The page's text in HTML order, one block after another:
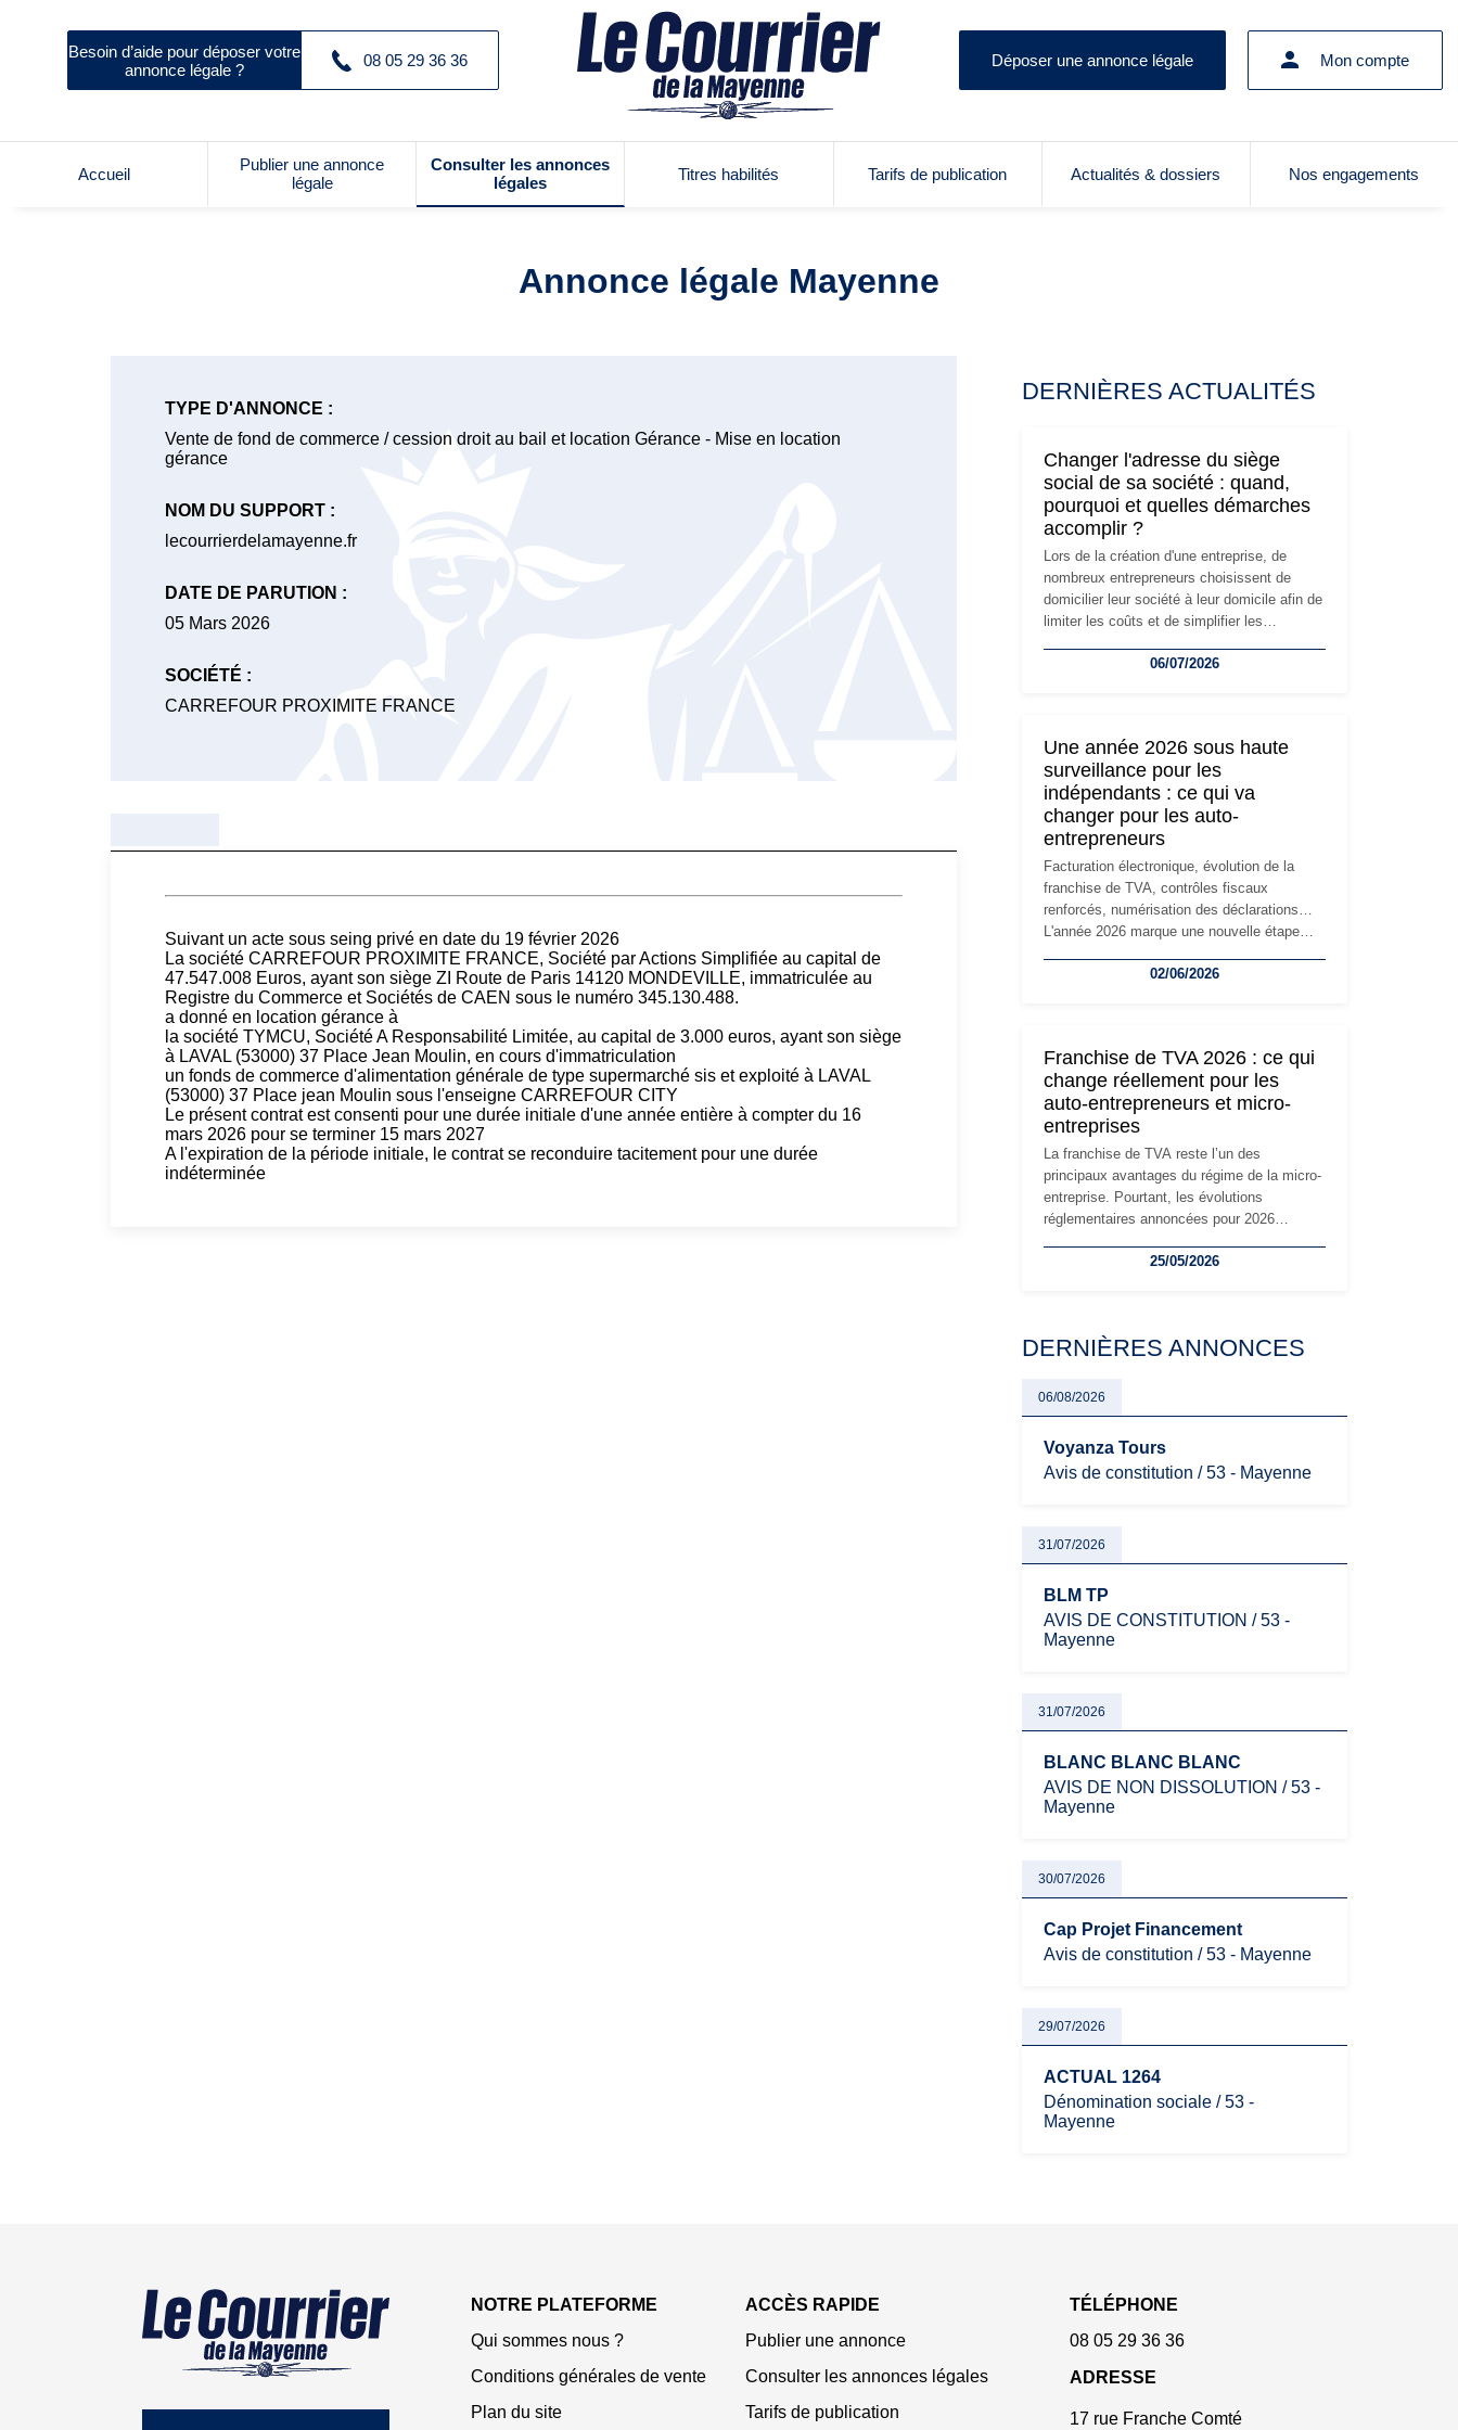
Besoin d’aide pour déposer votre
annonce légale ?
08 05 29 36 36 Déposer une annonce légale Mon compte
Accueil
Publier une annonce
légale
Consulter les annonces
légales
Titres habilités Tarifs de publication Actualités & dossiers Nos engagements
Annonce légale Mayenne
TYPE D'ANNONCE :
Vente de fond de commerce / cession droit au bail et location Gérance - Mise en location
gérance
NOM DU SUPPORT :
lecourrierdelamayenne.fr
DATE DE PARUTION :
05 Mars 2026
SOCIÉTÉ :
CARREFOUR PROXIMITE FRANCE
Suivant un acte sous seing privé en date du 19 février 2026
La société CARREFOUR PROXIMITE FRANCE, Société par Actions Simplifiée au capital de
47.547.008 Euros, ayant son siège ZI Route de Paris 14120 MONDEVILLE, immatriculée au
Registre du Commerce et Sociétés de CAEN sous le numéro 345.130.488.
a donné en location gérance à
la société TYMCU, Société A Responsabilité Limitée, au capital de 3.000 euros, ayant son siège
à LAVAL (53000) 37 Place Jean Moulin, en cours d'immatriculation
un fonds de commerce d'alimentation générale de type supermarché sis et exploité à LAVAL
(53000) 37 Place jean Moulin sous l'enseigne CARREFOUR CITY
Le présent contrat est consenti pour une durée initiale d'une année entière à compter du 16
mars 2026 pour se terminer 15 mars 2027
A l'expiration de la période initiale, le contrat se reconduire tacitement pour une durée
indéterminée
DERNIÈRES ACTUALITÉS
Changer l'adresse du siège
social de sa société : quand,
pourquoi et quelles démarches
accomplir ?
Lors de la création d'une entreprise, de
nombreux entrepreneurs choisissent de
domicilier leur société à leur domicile afin de
limiter les coûts et de simplifier les
l'activité, cette solution peut rapidement
siège social répond souvent à une nouvelle
étape de la vie de l'entreprise et implique
plusieurs formalités obligatoires.
06/07/2026
Une année 2026 sous haute
surveillance pour les
indépendants : ce qui va
changer pour les auto-
entrepreneurs
Facturation électronique, évolution de la
franchise de TVA, contrôles fiscaux
renforcés, numérisation des déclarations…
L'année 2026 marque une nouvelle étape
travailleurs indépendants. Si le régime de la
réglementaire plus exigeant. Décryptage des
principaux changements et des précautions
à prendre pour éviter les mauvaises
surprises.
02/06/2026
Franchise de TVA 2026 : ce qui
change réellement pour les
auto-entrepreneurs et micro-
entreprises
La franchise de TVA reste l’un des
principaux avantages du régime de la micro-
entreprise. Pourtant, les évolutions
réglementaires annoncées pour 2026
les auto-entrepreneurs, artisans et
évoluent dans un contexte de contrôle
oblige les indépendants à rester
particulièrement vigilants.
25/05/2026
DERNIÈRES ANNONCES
06/08/2026
Voyanza Tours
Avis de constitution / 53 - Mayenne
31/07/2026
BLM TP
AVIS DE CONSTITUTION / 53 -
Mayenne
31/07/2026
BLANC BLANC BLANC
AVIS DE NON DISSOLUTION / 53 -
Mayenne
30/07/2026
Cap Projet Financement
Avis de constitution / 53 - Mayenne
29/07/2026
ACTUAL 1264
Dénomination sociale / 53 -
Mayenne
NOTRE PLATEFORME
Qui sommes nous ?
Conditions générales de vente
Plan du site
ACCÈS RAPIDE
Publier une annonce
Consulter les annonces légales
Tarifs de publication
TÉLÉPHONE
08 05 29 36 36
ADRESSE
17 rue Franche Comté